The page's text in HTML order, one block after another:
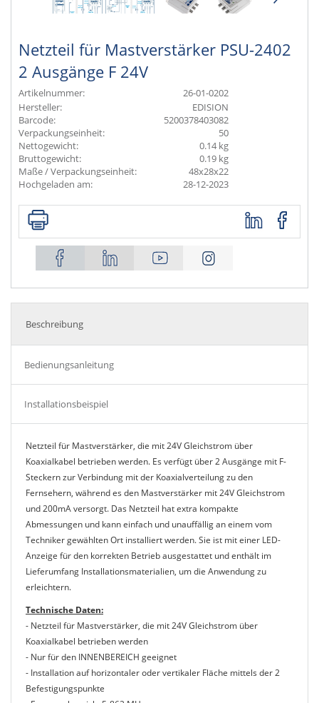
Netzteil für Mastverstärker PSU-2402
2 Ausgänge F 24V
Artikelnummer:
26-01-0202
Hersteller:
EDISION
Barcode:
5200378403082
Verpackungseinheit:
50
Nettogewicht:
0.14 kg
Bruttogewicht:
0.19 kg
Maße / Verpackungseinheit:
48x28x22
Hochgeladen am:
28-12-2023
Beschreibung
Bedienungsanleitung
Installationsbeispiel
Netzteil für Mastverstärker, die mit 24V Gleichstrom über
Koaxialkabel betrieben werden. Es verfügt über 2 Ausgänge mit F-
Steckern zur Verbindung mit der Koaxialverteilung zu den
Fernsehern, während es den Mastverstärker mit 24V Gleichstrom
und 200mA versorgt. Das Netzteil hat extra kompakte
Abmessungen und kann einfach und unauffällig an einem vom
Techniker gewählten Ort installiert werden. Sie ist mit einer LED-
Anzeige für den korrekten Betrieb ausgestattet und enthält im
Lieferumfang Installationsmaterialien, um die Anwendung zu
erleichtern.
Technische Daten:
- Netzteil für Mastverstärker, die mit 24V Gleichstrom über
Koaxialkabel betrieben werden
- Nur für den INNENBEREICH geeignet
- Installation auf horizontaler oder vertikaler Fläche mittels der 2
Befestigungspunkte